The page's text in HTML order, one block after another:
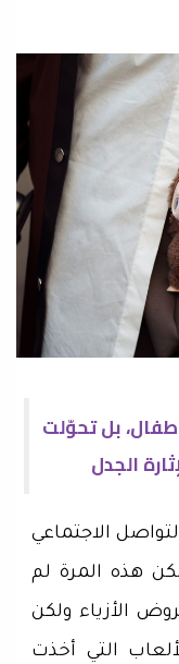
بل تحوّلت
الجدل
الاجتماعي
هذه المرة لم
الأزياء ولكن
التي أخذت